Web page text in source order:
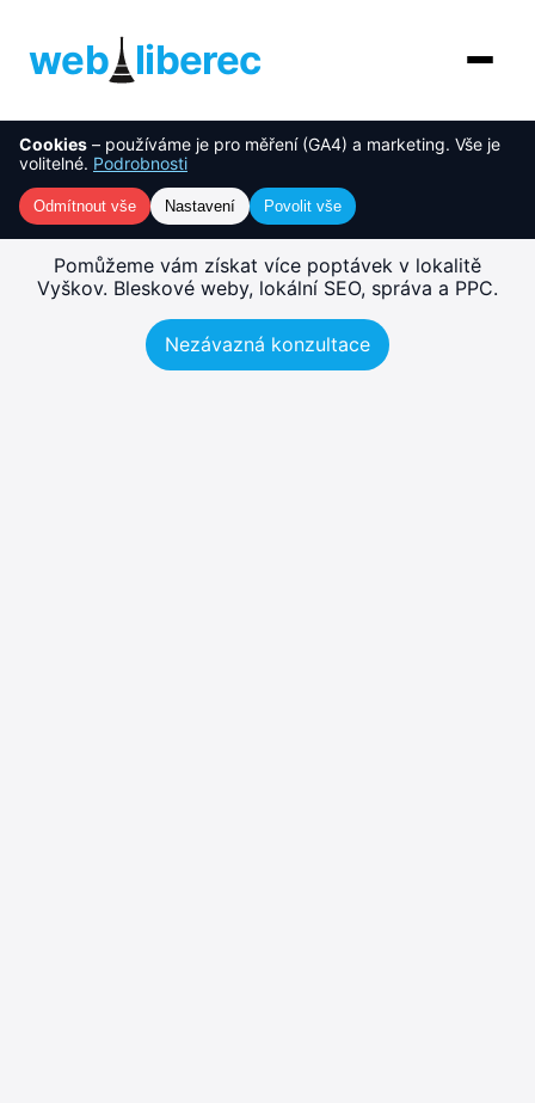
web liberec
O nás
Služby
NOVINKA
AI řešení
Cookies – používáme je pro měření (GA4) a marketing. Vše je
volitelné. Podrobnosti
Odmítnout vše Nastavení Povolit vše
Tvorba webu Vyškov –
rychlé, SEO-ready weby
Pomůžeme vám získat více poptávek v lokalitě
Vyškov. Bleskové weby, lokální SEO, správa a PPC.
Nezávazná konzultace